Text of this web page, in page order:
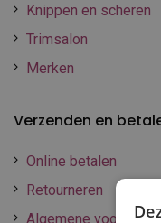
Knippen en scheren
Trimsalon
Merken
Verzenden en
Online betalen
Retourneren
Algemene